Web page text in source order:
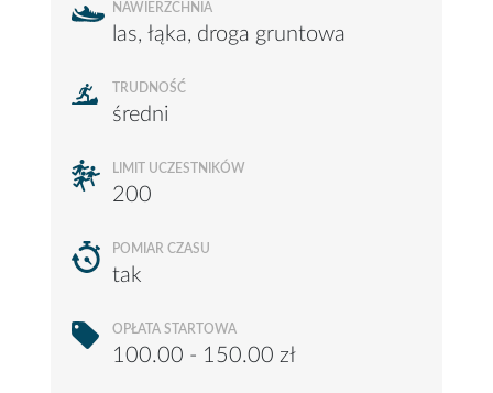
NAWIERZCHNIA
las, łąka, droga gruntowa
TRUDNOŚĆ
średni
LIMIT UCZESTNIKÓW
200
POMIAR CZASU
tak
OPŁATA STARTOWA
100.00 - 150.00 zł